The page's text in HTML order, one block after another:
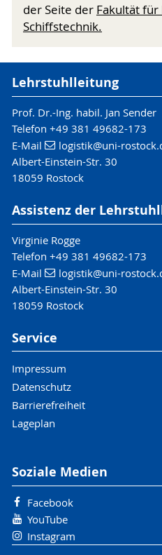
der Seite der Fakultät für
Schiffstechnik.
Lehrstuhlleitung
Prof. Dr.-Ing. habil. Jan Sender
Telefon +49 381 49682-173
E-Mail
logistik@uni-rostock
Albert-Einstein-Str. 30
18059 Rostock
Assistenz der
Virginie Rogge
Telefon +49 381 49682-173
E-Mail
logistik@uni-rostock
Albert-Einstein-Str. 30
18059 Rostock
Service
Impressum
Datenschutz
Barrierefreiheit
Lageplan
Soziale Medien
Facebook
YouTube
Instagram